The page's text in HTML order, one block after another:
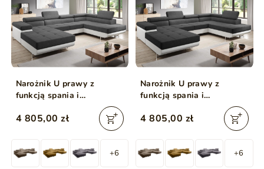
Narożnik U prawy z
funkcją spania i
pojemnikiem Solam U
Grafit, Biały
4 805,00 zł
+6
Narożnik U prawy z
funkcją spania i
pojemnikiem Solam U
Czarny, Biały
4 805,00 zł
+6